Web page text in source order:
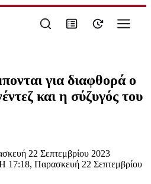
για διαφθορά ο
και η σύζυγός του
22 Σεπτεμβρίου 2023
17:18, Παρασκευή 22 Σεπτεμβρίου